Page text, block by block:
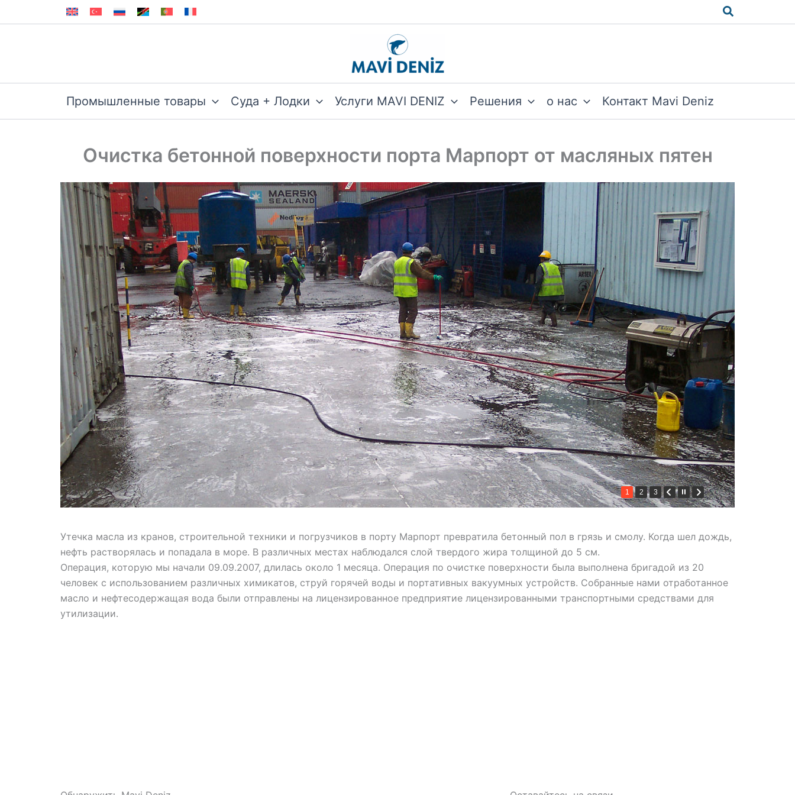
к
Поиск
Промышленные товары Суда + Лодки Услуги MAVI DENIZ Решения о нас Контакт Mavi Deniz
Очистка бетонной поверхности порта Марпорт от масляных пятен
1 2 3
Утечка масла из кранов, строительной техники и погрузчиков в порту Марпорт превратила бетонный пол в грязь и смолу. Когда шел дождь,
нефть растворялась и попадала в море. В различных местах наблюдался слой твердого жира толщиной до 5 см.
Операция, которую мы начали 09.09.2007, длилась около 1 месяца. Операция по очистке поверхности была выполнена бригадой из 20
человек с использованием различных химикатов, струй горячей воды и портативных вакуумных устройств. Собранные нами отработанное
масло и нефтесодержащая вода были отправлены на лицензированное предприятие лицензированными транспортными средствами для
утилизации.